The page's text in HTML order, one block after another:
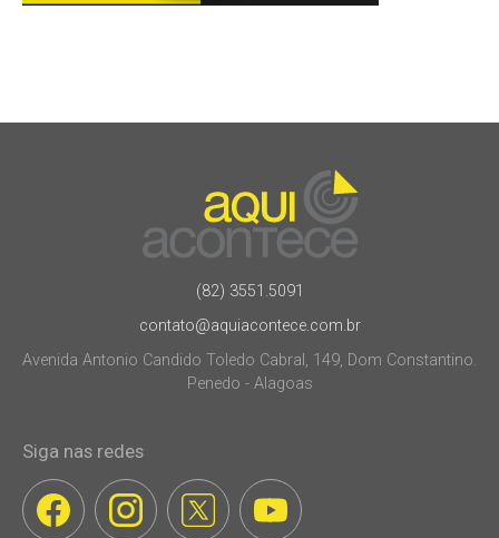
(82) 3551.5091
contato@aquiacontece.com.br
Avenida Antonio Candido Toledo Cabral, 149, Dom Constantino.
Penedo - Alagoas
Siga nas redes